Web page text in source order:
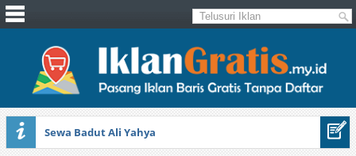
Sewa Badut Ali Yahya